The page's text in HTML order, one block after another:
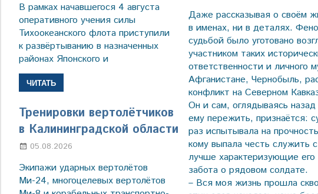
Даже рассказывая о своём
в именах, ни в деталях.
судьбой было уготовано
участником таких
ответственности и личного
Афганистане, Чернобыль,
конфликт на Северном
Он и сам, оглядываясь
ему пережить, признаётся:
раз испытывала на
кому выпала честь служить
лучше характеризующие его
забота о рядовом солдате.
– Вся моя жизнь прошла
В рамках начавшегося 4 августа
оперативного учения силы
Тихоокеанского флота приступили
к развёртыванию в назначенных
районах Японского и
ЧИТАТЬ
Тренировки вертолётчиков
в Калининградской области
05.08.2026
Экипажи ударных вертолётов
Ми-24, многоцелевых вертолётов